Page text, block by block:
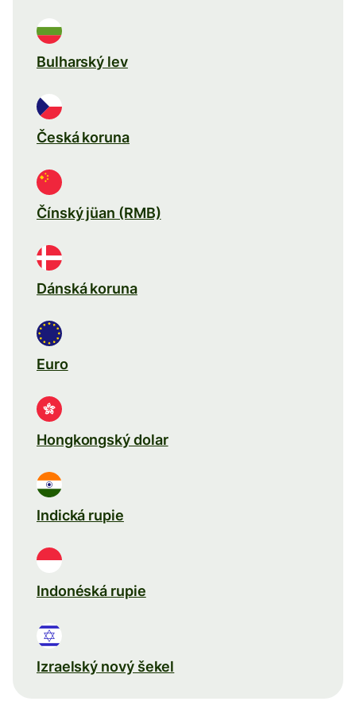
Bulharský lev
Česká koruna
Čínský jüan (RMB)
Dánská koruna
Euro
Hongkongský dolar
Indická rupie
Indonéská rupie
Izraelský nový šekel